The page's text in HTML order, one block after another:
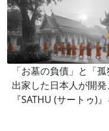
「お墓の負債」と「
出家した日本人が開
『SATHU (サートゥ)